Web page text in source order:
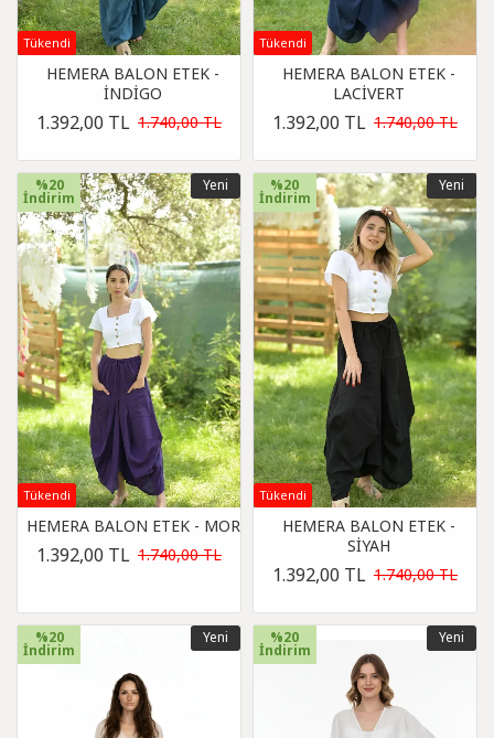
Tükendi
HEMERA BALON ETEK -
İNDİGO
1.392,00 TL 1.740,00 TL
Tükendi
HEMERA BALON ETEK -
LACİVERT
1.392,00 TL 1.740,00 TL
Yeni
%20
İndirim
Tükendi
HEMERA BALON ETEK - MOR
1.392,00 TL 1.740,00 TL
Yeni
%20
İndirim
Tükendi
HEMERA BALON ETEK -
SİYAH
1.392,00 TL 1.740,00 TL
Yeni
%20
İndirim
Yeni
%20
İndirim